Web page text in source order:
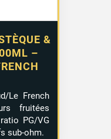
&
–
Le French
fruitées
PG/VG
sub-ohm.